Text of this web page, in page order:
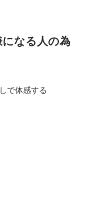
なる人の為
で体感する